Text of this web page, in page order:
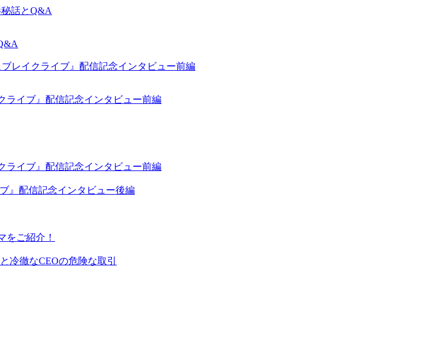
イブ』配信記念インタビュー前編
イブ』配信記念インタビュー前編
』配信記念インタビュー後編
をご紹介！
冷徹なCEOの危険な取引